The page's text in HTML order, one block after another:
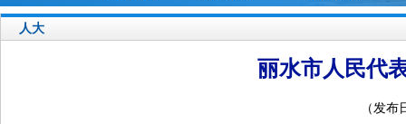
人大
丽水市人民代
（发布